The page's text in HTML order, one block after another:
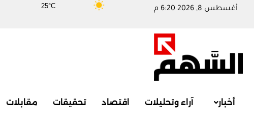
25°C أغسطس 8, 2026 6:20 م
أخبار آراء وتحليلات اقتصاد تحقيقات مقابلات